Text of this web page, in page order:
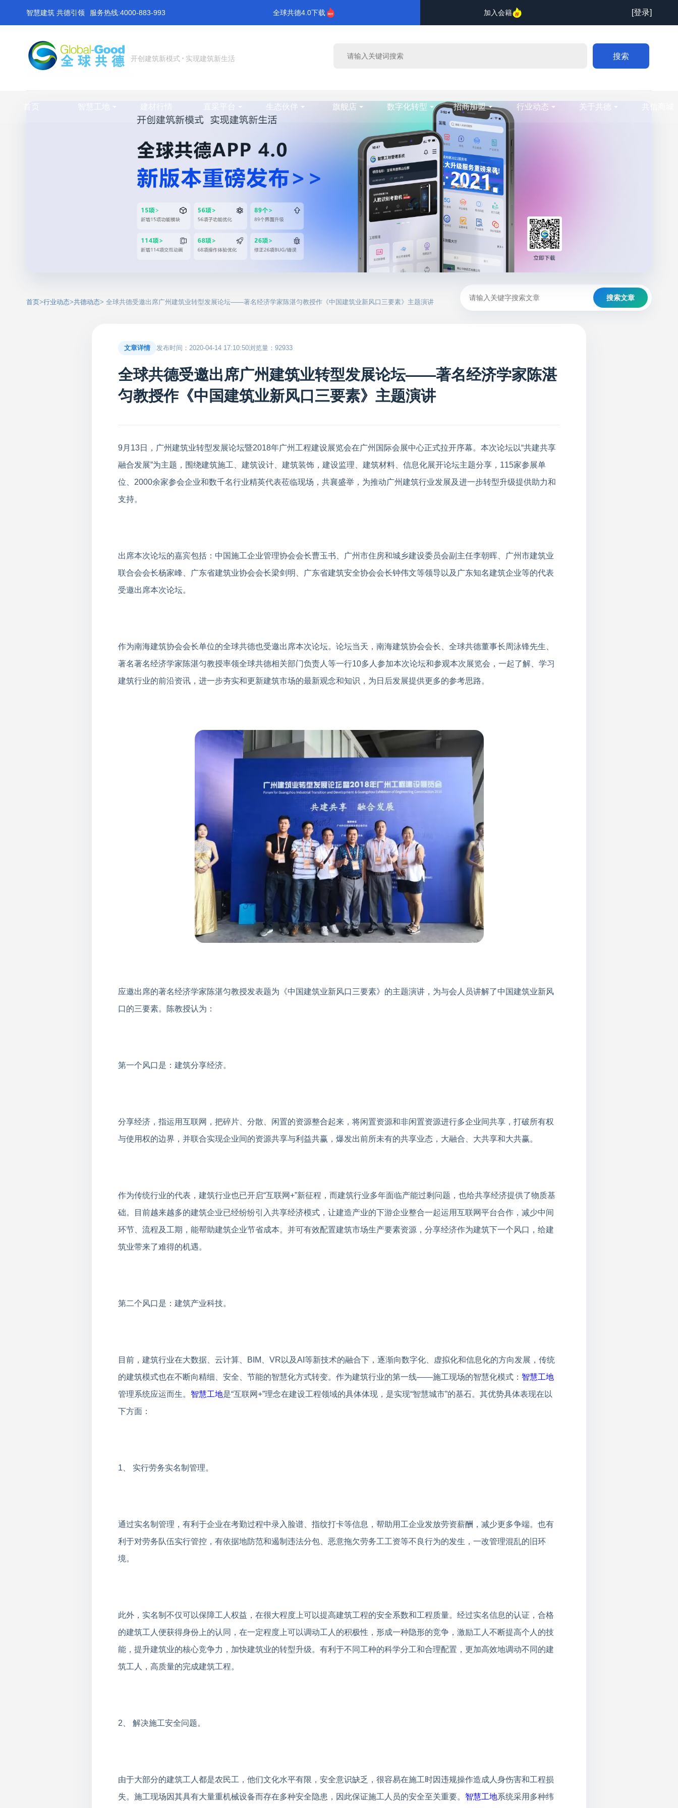
智慧建筑 共德引领 服务热线:4000-883-993 全球共德4.0下载 加入会籍 [登录]
开创建筑新模式 实现建筑新生活 搜索
首页 智慧工地 建材行情 直采平台 生态伙伴 旗舰店 数字化转型 招商加盟 行业动态 关于共德 共信商城
首页>行业动态>共德动态> 全球共德受邀出席广州建筑业转型发展论坛——著名经济学家陈湛匀教授作《中国建筑业新风口三要素》主题演讲
搜索文章
文章详情 发布时间：2020-04-14 17:10:50浏览量：92933
全球共德受邀出席广州建筑业转型发展论坛——著名经济学家陈湛
匀教授作《中国建筑业新风口三要素》主题演讲
9月13日，广州建筑业转型发展论坛暨2018年广州工程建设展览会在广州国际会展中心正式拉开序幕。本次论坛以“共建共享
融合发展”为主题，围绕建筑施工、建筑设计、建筑装饰，建设监理、建筑材料、信息化展开论坛主题分享，115家参展单
位、2000余家参会企业和数千名行业精英代表莅临现场，共襄盛举，为推动广州建筑行业发展及进一步转型升级提供助力和
支持。
出席本次论坛的嘉宾包括：中国施工企业管理协会会长曹玉书、广州市住房和城乡建设委员会副主任李朝晖、广州市建筑业
联合会会长杨家峰、广东省建筑业协会会长梁剑明、广东省建筑安全协会会长钟伟文等领导以及广东知名建筑企业等的代表
受邀出席本次论坛。
作为南海建筑协会会长单位的全球共德也受邀出席本次论坛。论坛当天，南海建筑协会会长、全球共德董事长周泳锋先生、
著名著名经济学家陈湛匀教授率领全球共德相关部门负责人等一行10多人参加本次论坛和参观本次展览会，一起了解、学习
建筑行业的前沿资讯，进一步夯实和更新建筑市场的最新观念和知识，为日后发展提供更多的参考思路。
应邀出席的著名经济学家陈湛匀教授发表题为《中国建筑业新风口三要素》的主题演讲，为与会人员讲解了中国建筑业新风
口的三要素。陈教授认为：
第一个风口是：建筑分享经济。
分享经济，指运用互联网，把碎片、分散、闲置的资源整合起来，将闲置资源和非闲置资源进行多企业间共享，打破所有权
与使用权的边界，并联合实现企业间的资源共享与利益共赢，爆发出前所未有的共享业态，大融合、大共享和大共赢。
作为传统行业的代表，建筑行业也已开启“互联网+”新征程，而建筑行业多年面临产能过剩问题，也给共享经济提供了物质基
础。目前越来越多的建筑企业已经纷纷引入共享经济模式，让建造产业的下游企业整合一起运用互联网平台合作，减少中间
环节、流程及工期，能帮助建筑企业节省成本。并可有效配置建筑市场生产要素资源，分享经济作为建筑下一个风口，给建
筑业带来了难得的机遇。
第二个风口是：建筑产业科技。
目前，建筑行业在大数据、云计算、BIM、VR以及AI等新技术的融合下，逐渐向数字化、虚拟化和信息化的方向发展，传统
的建筑模式也在不断向精细、安全、节能的智慧化方式转变。作为建筑行业的第一线——施工现场的智慧化模式： 智慧工地
管理系统应运而生。 智慧工地是“互联网+”理念在建设工程领域的具体体现，是实现“智慧城市”的基石。其优势具体表现在以
下方面：
1、 实行劳务实名制管理。
通过实名制管理，有利于企业在考勤过程中录入脸谱、指纹打卡等信息，帮助用工企业发放劳资薪酬，减少更多争端。也有
利于对劳务队伍实行管控，有依据地防范和遏制违法分包、恶意拖欠劳务工工资等不良行为的发生，一改管理混乱的旧环
境。
此外，实名制不仅可以保障工人权益，在很大程度上可以提高建筑工程的安全系数和工程质量。经过实名信息的认证，合格
的建筑工人便获得身份上的认同，在一定程度上可以调动工人的积极性，形成一种隐形的竞争，激励工人不断提高个人的技
能，提升建筑业的核心竞争力，加快建筑业的转型升级。有利于不同工种的科学分工和合理配置，更加高效地调动不同的建
筑工人，高质量的完成建筑工程。
2、 解决施工安全问题。
由于大部分的建筑工人都是农民工，他们文化水平有限，安全意识缺乏，很容易在施工时因违规操作造成人身伤害和工程损
失。施工现场因其具有大量重机械设备而存在多种安全隐患，因此保证施工人员的安全至关重要。 智慧工地系统采用多种纬